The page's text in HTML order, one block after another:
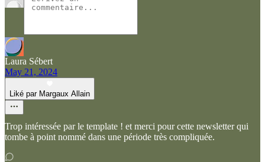
Laura Sébert
May 21, 2024
Liké par Margaux Allain
Trop intéressée par le template ! et merci pour cette newsletter qui
tombe à point nommé dans une période très compliquée.